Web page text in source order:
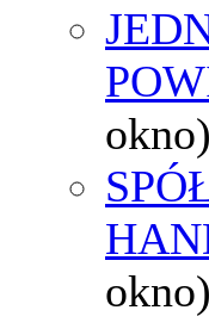
okno)
okno)